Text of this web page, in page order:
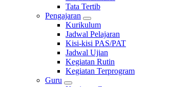
Tata Tertib
Pengajaran
Kurikulum
Jadwal Pelajaran
Kisi-kisi PAS/PAT
Jadwal Ujian
Kegiatan Rutin
Kegiatan Terprogram
Guru